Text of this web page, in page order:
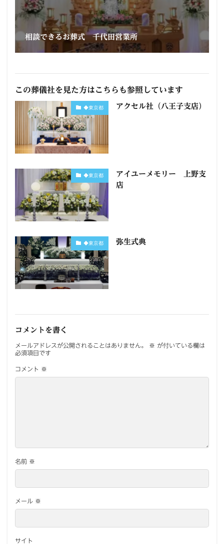
相談できるお葬式 千代田営業所
この葬儀社を見た方はこちらも参照しています
◆東京都 アクセル社（八王子支店）
◆東京都
アイユーメモリー 上野支
店
◆東京都 弥生式典
コメントを書く
メールアドレスが公開されることはありません。 ※ が付いている欄は
必須項目です
コメント ※
名前 ※
メール ※
サイト